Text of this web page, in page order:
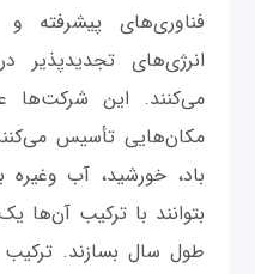
فناوری‌های پیشرفته و
انرژی‌های تجدیدپذیر
می‌کنند. این شرکت‌ها
مکان‌هایی تأسیس
باد، خورشید، آب
بتوانند با ترکیب آن‌ها
طول سال بسازند.